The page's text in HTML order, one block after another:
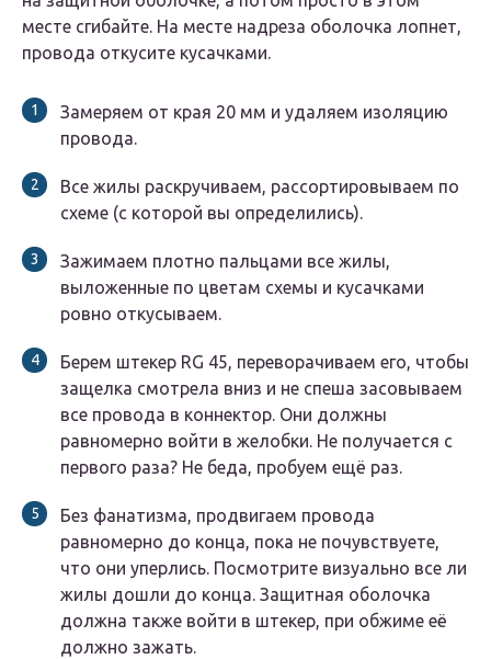
месте сгибайте. На месте надреза оболочка лопнет,
провода откусите кусачками.
Замеряем от края 20 мм и удаляем изоляцию
провода.
Все жилы раскручиваем, рассортировываем по
схеме (с которой вы определились).
Зажимаем плотно пальцами все жилы,
выложенные по цветам схемы и кусачками
ровно откусываем.
Берем штекер RG 45, переворачиваем его, чтобы
защелка смотрела вниз и не спеша засовываем
все провода в коннектор. Они должны
равномерно войти в желобки. Не получается с
первого раза? Не беда, пробуем ещё раз.
Без фанатизма, продвигаем провода
равномерно до конца, пока не почувствуете,
что они уперлись. Посмотрите визуально все ли
жилы дошли до конца. Защитная оболочка
должна также войти в штекер, при обжиме её
должно зажать.